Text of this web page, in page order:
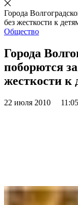
Города
без жесткости к
Общество
Города
поборются
жесткости к
22 июля 2010 11:05